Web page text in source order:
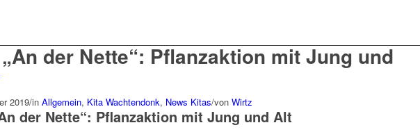
der Nette“: Pflanzaktion mit Jung und
2019/in Allgemein, Kita Wachtendonk, News Kitas/von Wirtz
der Nette“: Pflanzaktion mit Jung und Alt